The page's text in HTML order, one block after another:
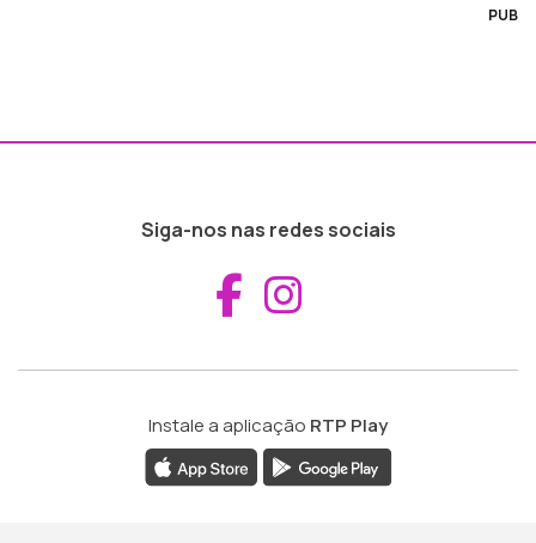
PUB
Siga-nos nas redes sociais
Aceder ao
Instale a aplicação RTP Play